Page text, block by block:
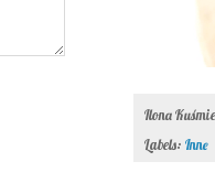
Ilona
Labels: Inne